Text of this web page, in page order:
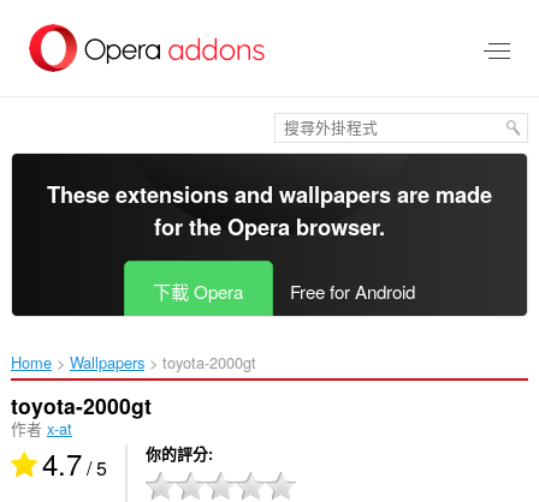
區
These extensions and wallpapers are made
for theOpera browser.
下載 Opera Free for Android
Home Wallpapers toyota-2000gt‎
toyota-2000gt
作者 x-at
4.7/ 5 你的評分